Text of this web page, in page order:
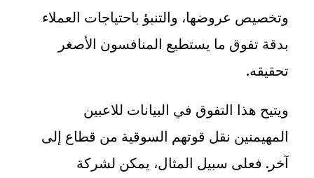
وتخصيص عروضها، والتنبؤ باحتياجات العملاء
بدقة تفوق ما يستطيع المنافسون الأصغر
تحقيقه.
ويتيح هذا التفوق في البيانات للاعبين
المهيمنين نقل قوتهم السوقية من قطاع إلى
آخر. فعلى سبيل المثال، يمكن لشركة